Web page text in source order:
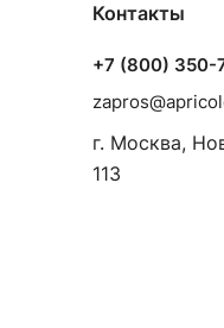
Контакты
+7 (800) 350-
г. Москва,
113